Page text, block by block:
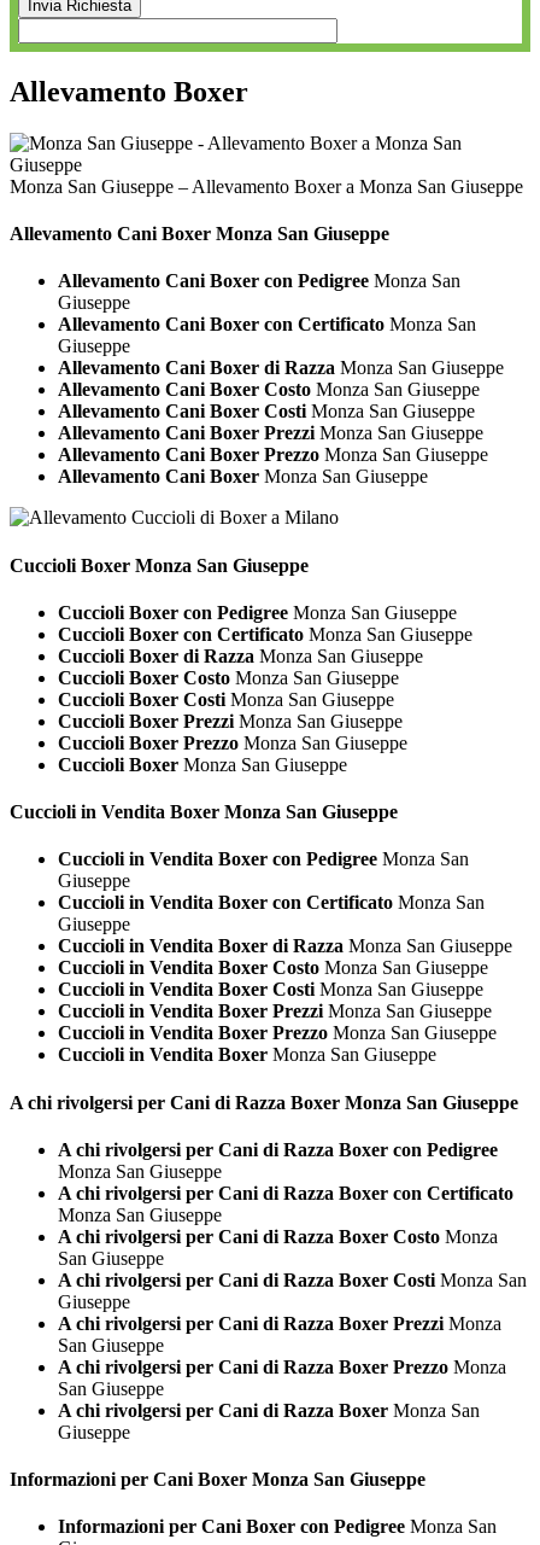
Allevamento Boxer
Monza San Giuseppe – Allevamento Boxer a Monza San Giuseppe
Allevamento Cani Boxer Monza San Giuseppe
Allevamento Cani Boxer con Pedigree Monza San
Giuseppe
Allevamento Cani Boxer con Certificato Monza San
Giuseppe
Allevamento Cani Boxer di Razza Monza San Giuseppe
Allevamento Cani Boxer Costo Monza San Giuseppe
Allevamento Cani Boxer Costi Monza San Giuseppe
Allevamento Cani Boxer Prezzi Monza San Giuseppe
Allevamento Cani Boxer Prezzo Monza San Giuseppe
Allevamento Cani Boxer Monza San Giuseppe
Cuccioli Boxer Monza San Giuseppe
Cuccioli Boxer con Pedigree Monza San Giuseppe
Cuccioli Boxer con Certificato Monza San Giuseppe
Cuccioli Boxer di Razza Monza San Giuseppe
Cuccioli Boxer Costo Monza San Giuseppe
Cuccioli Boxer Costi Monza San Giuseppe
Cuccioli Boxer Prezzi Monza San Giuseppe
Cuccioli Boxer Prezzo Monza San Giuseppe
Cuccioli Boxer Monza San Giuseppe
Cuccioli in Vendita Boxer Monza San Giuseppe
Cuccioli in Vendita Boxer con Pedigree Monza San
Giuseppe
Cuccioli in Vendita Boxer con Certificato Monza San
Giuseppe
Cuccioli in Vendita Boxer di Razza Monza San Giuseppe
Cuccioli in Vendita Boxer Costo Monza San Giuseppe
Cuccioli in Vendita Boxer Costi Monza San Giuseppe
Cuccioli in Vendita Boxer Prezzi Monza San Giuseppe
Cuccioli in Vendita Boxer Prezzo Monza San Giuseppe
Cuccioli in Vendita Boxer Monza San Giuseppe
A chi rivolgersi per Cani di Razza Boxer Monza San Giuseppe
A chi rivolgersi per Cani di Razza Boxer con Pedigree
Monza San Giuseppe
A chi rivolgersi per Cani di Razza Boxer con Certificato
Monza San Giuseppe
A chi rivolgersi per Cani di Razza Boxer Costo Monza
San Giuseppe
A chi rivolgersi per Cani di Razza Boxer Costi Monza San
Giuseppe
A chi rivolgersi per Cani di Razza Boxer Prezzi Monza
San Giuseppe
A chi rivolgersi per Cani di Razza Boxer Prezzo Monza
San Giuseppe
A chi rivolgersi per Cani di Razza Boxer Monza San
Giuseppe
Informazioni per Cani Boxer Monza San Giuseppe
Informazioni per Cani Boxer con Pedigree Monza San